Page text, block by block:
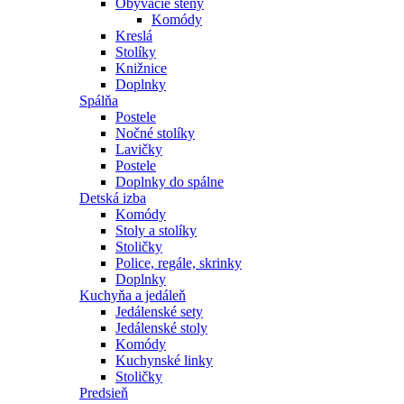
Komódy
Kreslá
Stolíky
Knižnice
Doplnky
Spálňa
Postele
Nočné stolíky
Lavičky
Postele
Doplnky do spálne
Detská izba
Komódy
Stoly a stolíky
Stoličky
Police, regále, skrinky
Doplnky
Kuchyňa a jedáleň
Jedálenské sety
Jedálenské stoly
Komódy
Kuchynské linky
Stoličky
Predsieň